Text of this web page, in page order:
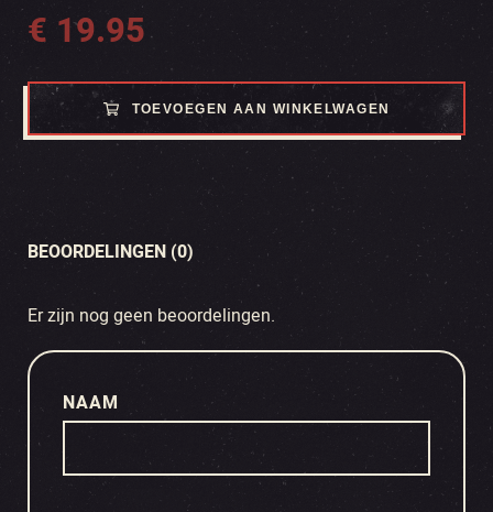
€ 19.95
TOEVOEGEN AAN WINKELWAGEN
BEOORDELINGEN (0)
Er zijn nog geen beoordelingen.
NAAM